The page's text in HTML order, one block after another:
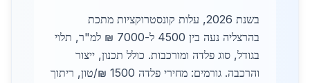
בשנת 2026, עלות קונסטרוקציות מתכת
בהרצליה נעה בין 4500 ל-7000 ₪ למ"ר, תלוי
בגודל, סוג פלדה ומורכבות. כולל תכנון, ייצור
והרכבה. גורמים: מחירי פלדה 1500 ₪/טון, ריתוך